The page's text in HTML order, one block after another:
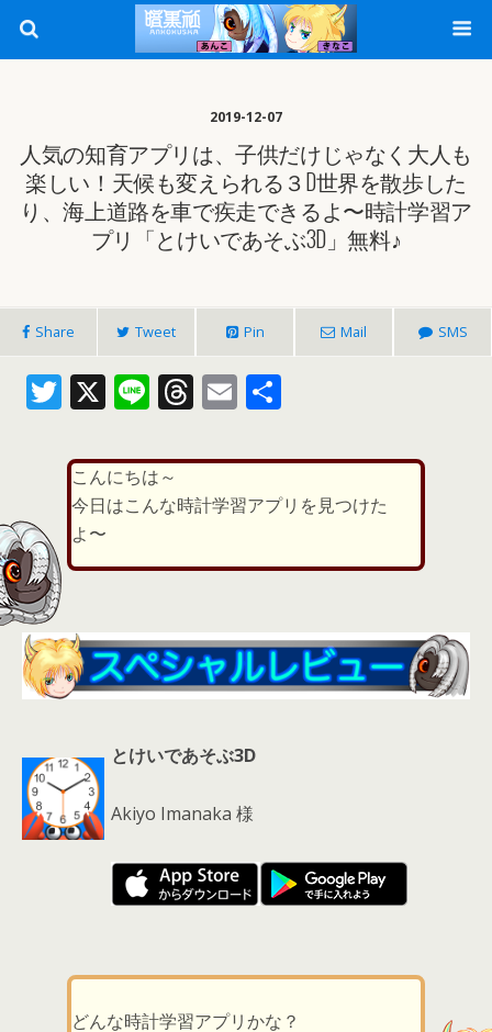
2019-12-07
人気の知育アプリは、子供だけじゃなく大人も
楽しい！天候も変えられる３D世界を散歩した
り、海上道路を車で疾走できるよ〜時計学習ア
プリ「とけいであそぶ3D」無料♪
Share Tweet Pin Mail SMS
T
itt
er
X Li
e
T
re
a
s
E
ai
l
こんにちは～
今日はこんな時計学習アプリを見つけた
よ〜
とけいであそぶ3D
Akiyo Imanaka 様
どんな時計学習アプリかな？